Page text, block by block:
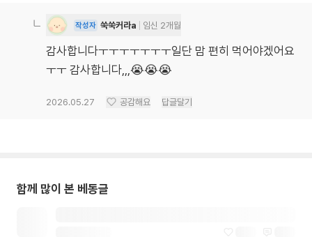
작성자 쑥쑥커라a 임신 2개월
감사합니다ㅜㅜㅜㅜㅜㅜㅜ일단 맘 편히 먹어야겠어요
ㅜㅜ 감사합니다,,,😭😭😭
2026.05.27 공감해요 답글달기
함께 많이 본 베동글